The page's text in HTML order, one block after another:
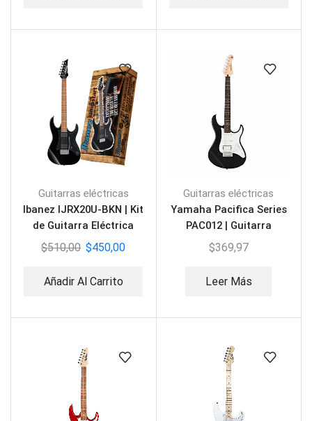
Guitarras eléctricas
Ibanez IJRX20U-BKN | Kit
de Guitarra Eléctrica
Black
$510,00 $450,00
Añadir Al Carrito
Guitarras eléctricas
Yamaha Pacifica Series
PAC012 | Guitarra
Eléctrica
$369,97
Leer Más